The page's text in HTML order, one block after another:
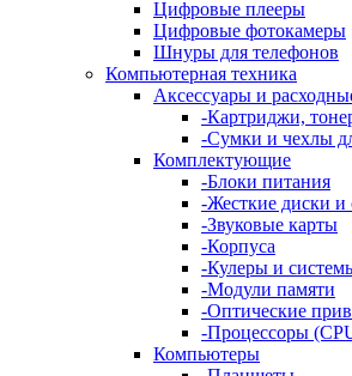
Цифровые плееры
Цифровые фотокамеры
Шнуры для телефонов
Компьютерная техника
Аксессуары и
-Картриджи,
-Сумки и чехлы
Комплектующие
-Блоки питания
-Жесткие диски и
-Звуковые карты
-Корпуса
-Кулеры и
-Модули памяти
-Оптические
-Процессоры
Компьютеры